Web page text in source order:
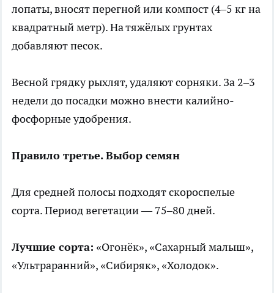
лопаты, вносят перегной или компост (4–5 кг на
квадратный метр). На тяжёлых грунтах
добавляют песок.
Весной грядку рыхлят, удаляют сорняки. За 2–3
недели до посадки можно внести калийно-
фосфорные удобрения.
Правило третье. Выбор семян
Для средней полосы подходят скороспелые
сорта. Период вегетации — 75–80 дней.
Лучшие сорта: «Огонёк», «Сахарный малыш»,
«Ультраранний», «Сибиряк», «Холодок».